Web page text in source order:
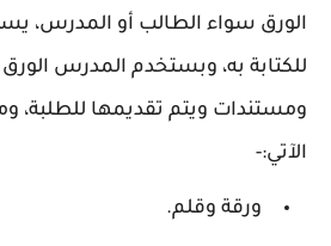
الورق سواء الطالب أو المدرس،
للكتابة به، وبستخدم المدرس
ومستندات ويتم تقديمها للطلبة،
الآتي:-
ورقة وقلم.